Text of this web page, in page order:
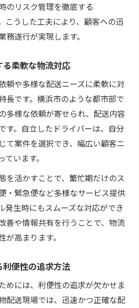
のリスク管理を徹底する
こうした工夫により、顧客への迅
遂行が実現します。
柔軟な物流対応
頼や多様な配送ニーズに柔軟に対
長です。横浜市のような都市部で
多様な依頼が寄せられ、配送内容
す。自立したドライバーは、自分
て案件を選択でき、幅広い顧客ニ
います。
を活かすことで、繁忙期だけのス
・緊急便など多様なサービス提供
発生時にもスムーズな対応ができ
善や情報共有を行うことで、物流
高まります。
便性の追求方法
めには、利便性の追求が欠かせま
配送現場では、迅速かつ正確な配